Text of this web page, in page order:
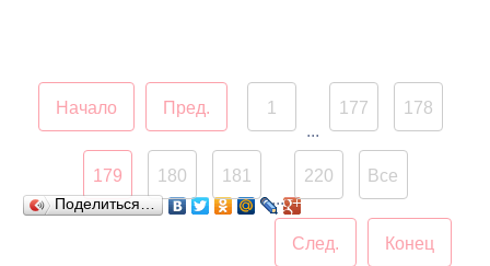
пути объезда.
Начало
Пред.
1
...
177 178
179 180
181
...
220 Все
Конец
След.
Поделиться…